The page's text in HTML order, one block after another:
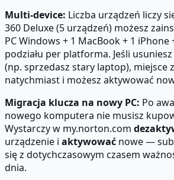
Multi-device: Liczba urządzeń liczy
360 Deluxe (5 urządzeń) możesz
PC Windows + 1 MacBook + 1
podziału per platforma. Jeśli
(np. sprzedasz stary laptop), miejsce
natychmiast i możesz aktywować
Migracja klucza na nowy PC: Po
nowego komputera nie musisz
Wystarczy w my.norton.com
urządzenie i aktywować nowe —
się z dotychczasowym czasem
dnia.